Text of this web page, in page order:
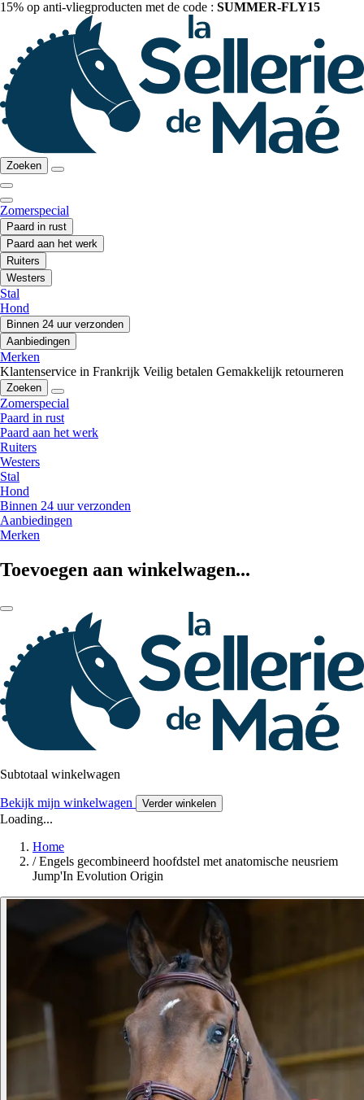
15% op anti-vliegproducten met de code : SUMMER-FLY15
Zoeken
Zomerspecial
Paard in rust
Paard aan het werk
Ruiters
Westers
Stal
Hond
Binnen 24 uur verzonden
Aanbiedingen
Merken
Klantenservice in Frankrijk Veilig betalen Gemakkelijk retourneren
Zoeken
Zomerspecial
Paard in rust
Paard aan het werk
Ruiters
Westers
Stal
Hond
Binnen 24 uur verzonden
Aanbiedingen
Merken
Toevoegen aan winkelwagen...
Subtotaal winkelwagen
Bekijk mijn winkelwagen Verder winkelen
Loading...
Home
/ Engels gecombineerd hoofdstel met anatomische neusriem
Jump'In Evolution Origin